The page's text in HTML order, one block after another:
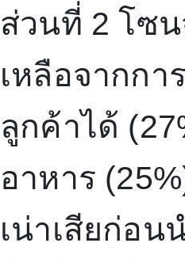
ส่วนที่ 2โซน
เหลือจากกา
ลูกค้าได้ (
อาหาร (
เน่าเสียก่อน